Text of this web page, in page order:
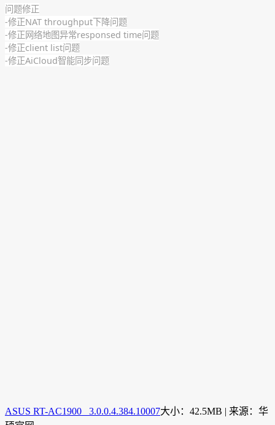
问题修正
-修正NAT throughput下降问题
-修正网络地图异常responsed time问题
-修正client list问题
-修正AiCloud智能同步问题
ASUS RT-AC1900 3.0.0.4.384.10007大小：42.5MB | 来源：华